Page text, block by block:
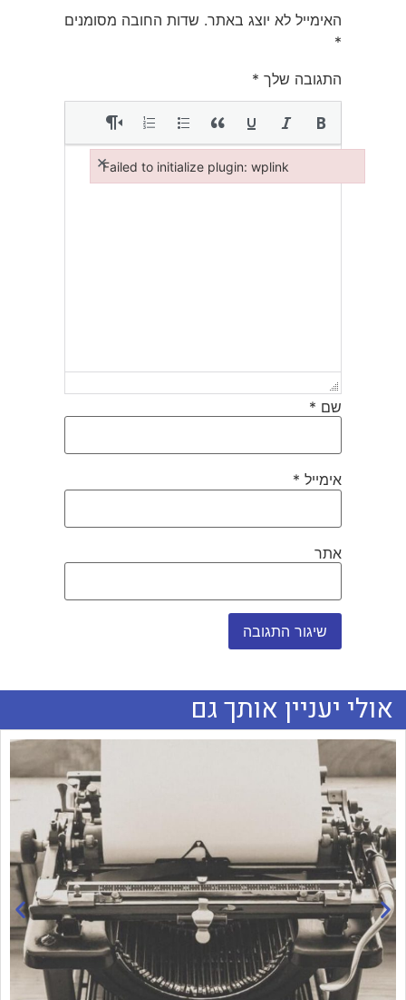
האימייל לא יוצג באתר. שדות החובה מסומנים
*
התגובה שלך *
שם *
אימייל *
אתר
אולי יעניין אותך גם
Failed to initialize plugin: wplink
×
Failed to initialize plugin: wplink